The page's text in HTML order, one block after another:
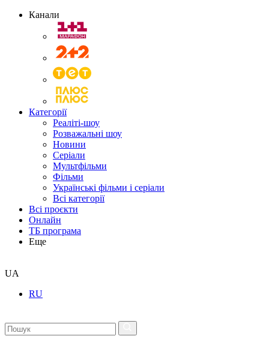
Канали
Категорії
Реаліті-шоу
Розважальні шоу
Новини
Серіали
Мультфільми
Фільми
Українські фільми і серіали
Всі категорії
Всі проєкти
Онлайн
ТБ програма
Еще
UA
RU